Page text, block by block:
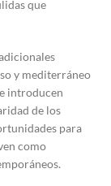
que
y mediterráneo
introducen
de los
para
como